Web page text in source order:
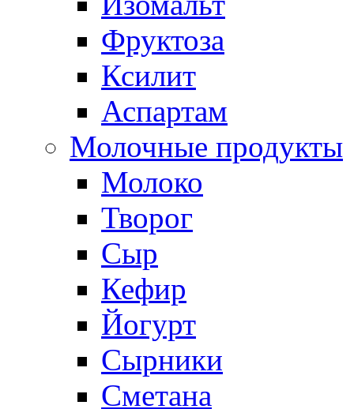
Фруктоза
Ксилит
Аспартам
Молочные продукты
Молоко
Творог
Сыр
Кефир
Йогурт
Сырники
Сметана